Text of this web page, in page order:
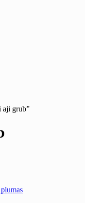
aji grub”